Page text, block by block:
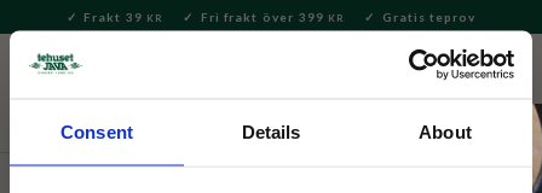
Consent Details About
Meny
Frakt 39 KR Fri frakt över 399 KR Gratis teprov
Servering & Dukning